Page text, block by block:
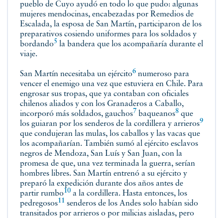
pueblo de Cuyo ayudó en todo lo que pudo: algunas
mujeres mendocinas, encabezadas por Remedios de
Escalada, la esposa de San Martín, participaron de los
preparativos cosiendo uniformes para los soldados y
bordando5 la bandera que los acompañaría durante el
viaje.
San Martín necesitaba un ejército6 numeroso para
vencer el enemigo una vez que estuviera en Chile. Para
engrosar sus tropas, que ya contaban con oficiales
chilenos aliados y con los Granaderos a Caballo,
incorporó más soldados, gauchos7 baqueanos8 que
los guiaran por los senderos de la cordillera y arrieros9
que condujeran las mulas, los caballos y las vacas que
los acompañarían. También sumó al ejército esclavos
negros de Mendoza, San Luís y San Juan, con la
promesa de que, una vez terminada la guerra, serían
hombres libres. San Martín entrenó a su ejército y
preparó la expedición durante dos años antes de
partir rumbo10 a la cordillera. Hasta entonces, los
pedregosos11 senderos de los Andes solo habían sido
transitados por arrieros o por milicias aisladas, pero